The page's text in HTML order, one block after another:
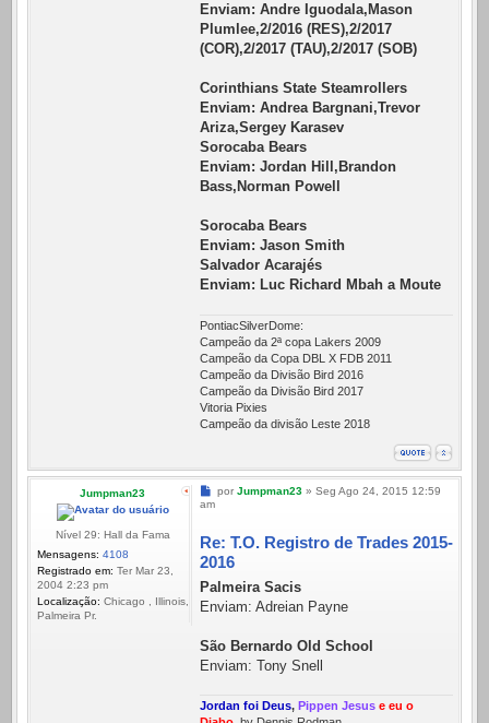
Enviam: Andre Iguodala,Mason
Plumlee,2/2016 (RES),2/2017
(COR),2/2017 (TAU),2/2017 (SOB)
Corinthians State Steamrollers
Enviam: Andrea Bargnani,Trevor
Ariza,Sergey Karasev
Sorocaba Bears
Enviam: Jordan Hill,Brandon
Bass,Norman Powell
Sorocaba Bears
Enviam: Jason Smith
Salvador Acarajés
Enviam: Luc Richard Mbah a Moute
PontiacSilverDome:
Campeão da 2ª copa Lakers 2009
Campeão da Copa DBL X FDB 2011
Campeão da Divisão Bird 2016
Campeão da Divisão Bird 2017
Vitoria Pixies
Campeão da divisão Leste 2018
Jumpman23
Nível 29: Hall da Fama
Mensagens: 4108
Registrado em: Ter Mar 23,
2004 2:23 pm
Localização: Chicago , Illinois,
Palmeira Pr.
Mensagem
por Jumpman23» Seg Ago 24, 2015 12:59
am
Re: T.O. Registro de Trades 2015-
2016
Palmeira Sacis
Enviam: Adreian Payne
São Bernardo Old School
Enviam: Tony Snell
Jordan foi Deus, Pippen Jesus e eu o